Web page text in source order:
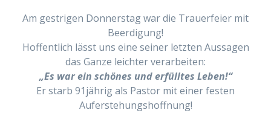
Am gestrigen Donnerstag war die Trauerfeier mit
Beerdigung!
Hoffentlich lässt uns eine seiner letzten Aussagen
das Ganze leichter verarbeiten:
„Es war ein schönes und erfülltes Leben!“
Er starb 91jährig als Pastor mit einer festen
Auferstehungshoffnung!